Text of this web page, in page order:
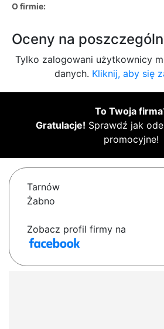
O firmie:
Oceny na
Tylko zalogowani użytkownicy
danych. Kliknij, aby się
To Twoja firma
Gratulacje! Sprawdź jak
promocyjne!
Tarnów
Żabno
Zobacz profil firmy na